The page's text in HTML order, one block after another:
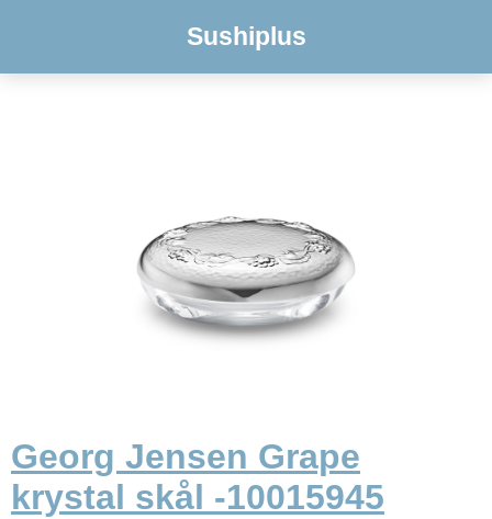
Sushiplus
Georg Jensen Grape
krystal skål -10015945